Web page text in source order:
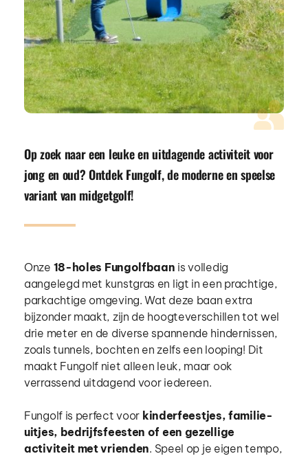
Op zoek naar een leuke en uitdagende activiteit voor
jong en oud? Ontdek Fungolf, de moderne en speelse
variant van midgetgolf!
Onze 18-holes Fungolfbaan is volledig
aangelegd met kunstgras en ligt in een prachtige,
parkachtige omgeving. Wat deze baan extra
bijzonder maakt, zijn de hoogteverschillen tot wel
drie meter en de diverse spannende hindernissen,
zoals tunnels, bochten en zelfs een looping! Dit
maakt Fungolf niet alleen leuk, maar ook
verrassend uitdagend voor iedereen.
Fungolf is perfect voor kinderfeestjes, familie-
uitjes, bedrijfsfeesten of een gezellige
activiteit met vrienden. Speel op je eigen tempo,